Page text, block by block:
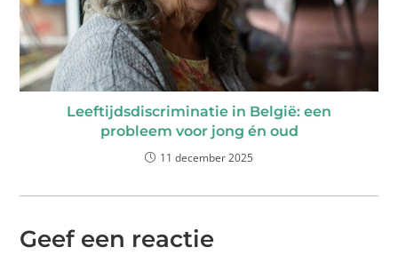
Leeftijdsdiscriminatie in België: een
probleem voor jong én oud
11 december 2025
Geef een reactie